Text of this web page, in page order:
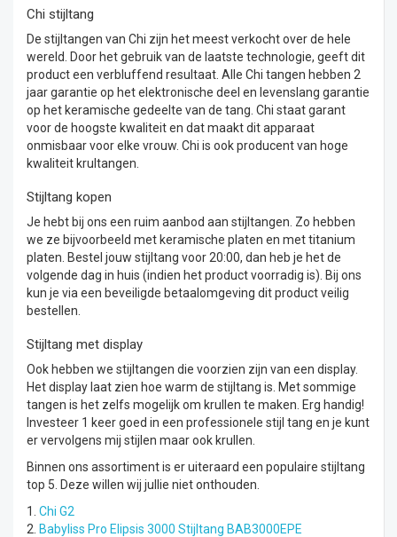
Chi stijltang
De stijltangen van Chi zijn het meest verkocht over de hele
wereld. Door het gebruik van de laatste technologie, geeft dit
product een verbluffend resultaat. Alle Chi tangen hebben 2
jaar garantie op het elektronische deel en levenslang garantie
op het keramische gedeelte van de tang. Chi staat garant
voor de hoogste kwaliteit en dat maakt dit apparaat
onmisbaar voor elke vrouw. Chi is ook producent van hoge
kwaliteit krultangen.
Stijltang kopen
Je hebt bij ons een ruim aanbod aan stijltangen. Zo hebben
we ze bijvoorbeeld met keramische platen en met titanium
platen. Bestel jouw stijltang voor 20:00, dan heb je het de
volgende dag in huis (indien het product voorradig is). Bij ons
kun je via een beveiligde betaalomgeving dit product veilig
bestellen.
Stijltang met display
Ook hebben we stijltangen die voorzien zijn van een display.
Het display laat zien hoe warm de stijltang is. Met sommige
tangen is het zelfs mogelijk om krullen te maken. Erg handig!
Investeer 1 keer goed in een professionele stijl tang en je kunt
er vervolgens mij stijlen maar ook krullen.
Binnen ons assortiment is er uiteraard een populaire stijltang
top 5. Deze willen wij jullie niet onthouden.
1. Chi G2
2. Babyliss Pro Elipsis 3000 Stijltang BAB3000EPE